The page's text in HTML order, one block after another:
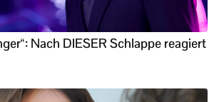
Nach DIESER Schlappe reagiert